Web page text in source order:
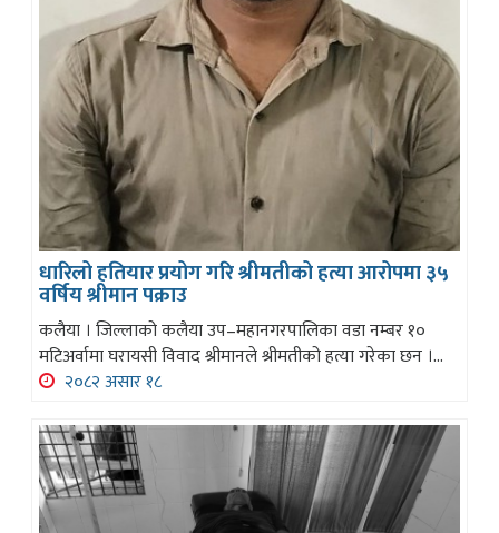
धारिलो हतियार प्रयोग गरि श्रीमतीको हत्या आरोपमा ३५
वर्षिय श्रीमान पक्राउ
कलैया । जिल्लाको कलैया उप–महानगरपालिका वडा नम्बर १०
मटिअर्वामा घरायसी विवाद श्रीमानले श्रीमतीको हत्या गरेका छन ।...
२०८२ असार १८